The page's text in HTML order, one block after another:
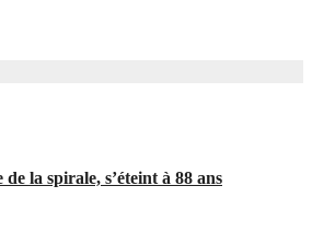
la spirale, s’éteint à 88 ans